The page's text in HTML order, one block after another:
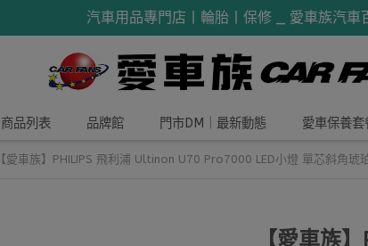
汽車用品專門店丨輪胎丨保修 _ 愛車族汽車
商品列表 品牌館 門市DM｜最新動態 愛車保養
【愛車族】PHILIPS 飛利浦 Ultinon U70 Pro7000 LED小燈 單芯斜角
【愛車族